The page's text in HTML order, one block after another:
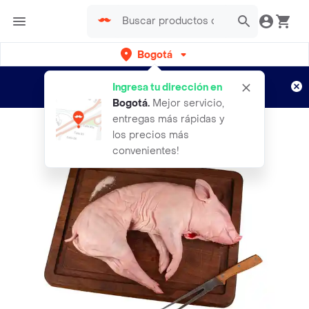
Bogotá
Ingresa tu dirección en
Bogotá. Mejor servicio,
entregas más rápidas y
los precios más
convenientes!
envíos gratis por semanas
Aplican TyC